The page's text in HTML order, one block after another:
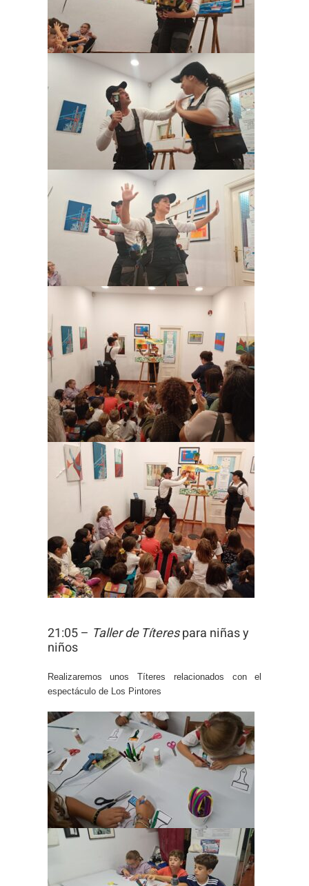
21:05 – Taller de Títerespara niñas y
niños
Realizaremos unos Títeres relacionados con el
espectáculo de Los Pintores